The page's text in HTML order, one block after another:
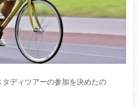
ディツアーの参加を決めたの